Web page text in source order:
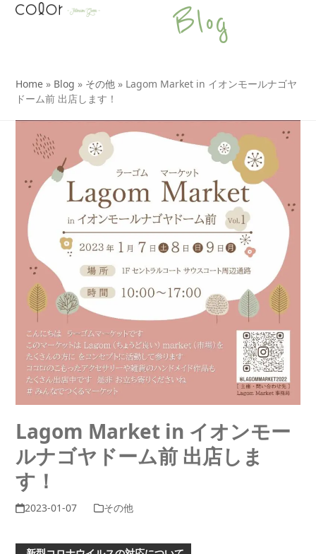
SkipOpen
Close
Blog
Home » Blog » その他 » Lagom Market in イオンモールナゴヤ
ドーム前 出店します！
Lagom Market in イオンモー
ルナゴヤドーム前 出店しま
す！
2023-01-07 その他